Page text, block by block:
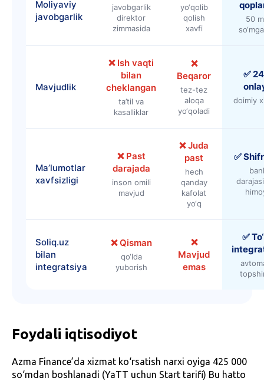
Moliyaviy
javobgarlik
javobgarlik
direktor
zimmasida
yo‘qolib
qolish
xavfi
50
Mavjudlik
❌ Ish vaqti
bilan
cheklangan
ta’til va
kasalliklar
❌
Beqaror
tez-tez
aloqa
yo‘qoladi
✅
doimiy
Ma’lumotlar
xavfsizligi
❌ Past
darajada
inson omili
mavjud
❌ Juda
past
hech
qanday
kafolat
yo‘q
✅
Soliq.uz
bilan
integratsiya
❌ Qisman
qo‘lda
yuborish
❌
Mavjud
emas
✅
Foydali iqtisodiyot
Azma Finance’da xizmat ko‘rsatish narxi oyiga 425 000
so‘mdan boshlanadi (YaTT uchun Start tarifi) Bu hatto